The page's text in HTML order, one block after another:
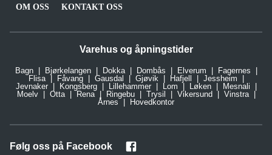
OM OSS
KONTAKT OSS
Varehus og åpningstider
Bagn Bjørkelangen Dokka Dombås Elverum
Fagernes
Flisa
Fåvang Gausdal Gjøvik Hafjell
Jessheim
Jevnaker
Kongsberg Lillehammer Lom Løken
Mesnali
Moelv
Otta Rena Ringebu Trysil Vikersund
Vinstra
Årnes
Hovedkontor
Følg oss på Facebook